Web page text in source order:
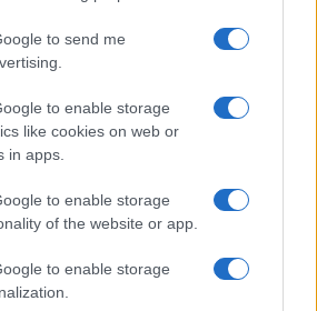
to send me
to enable storage
like cookies on web or
in apps.
to enable storage
of the website or app.
to enable storage
sta travolgendo
Ceuta
volto più inquietante. Mentre
cercano un alloggio e le
l’emergenza, dalla città
arrivano episodi di violenza e
di venerdì mattina un